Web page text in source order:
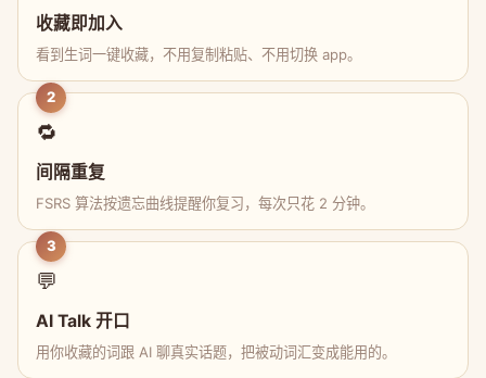
收藏即加入
看到生词一键收藏，不用复制粘贴、不用切换 app。
2
🔁
间隔重复
FSRS 算法按遗忘曲线提醒你复习，每次只花 2 分钟。
3
💬
AI Talk 开口
用你收藏的词跟 AI 聊真实话题，把被动词汇变成能用的。